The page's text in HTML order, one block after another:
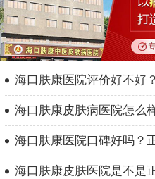
海口肤康医院评价好不好
海口肤康皮肤病医院怎么
海口肤康医院口碑好吗？
海口肤康皮肤医院是不是